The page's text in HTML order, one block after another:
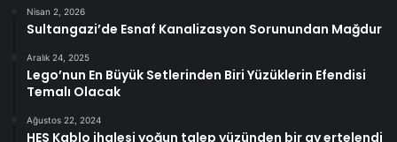
Nisan 2, 2026
Sultangazi’de Esnaf Kanalizasyon Sorunundan Mağdur
Aralık 24, 2025
Lego’nun En Büyük Setlerinden Biri Yüzüklerin Efendisi
Temalı Olacak
Ağustos 22, 2024
HES Kablo ihalesi yoğun talep yüzünden bir ay ertelendi